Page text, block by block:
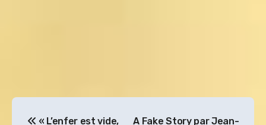
« L’enfer est vide,
A Fake Story par Jean-